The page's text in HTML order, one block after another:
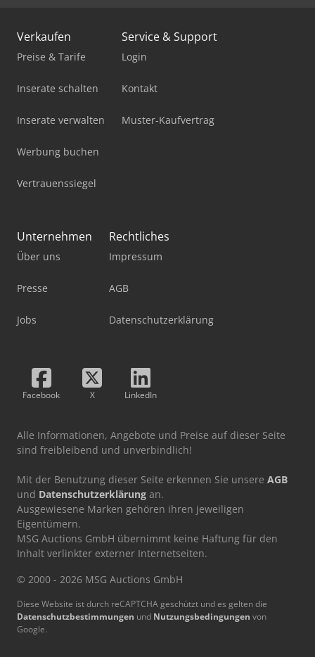
Verkaufen
Preise & Tarife
Inserate schalten
Inserate verwalten
Werbung buchen
Vertrauenssiegel
Service & Support
Login
Kontakt
Muster-Kaufvertrag
Unternehmen
Über uns
Presse
Jobs
Rechtliches
Impressum
AGB
Datenschutzerklärung
Facebook X LinkedIn
Alle Informationen, Angebote und Preise auf dieser Seite
sind freibleibend und unverbindlich!
Mit der Benutzung dieser Seite erkennen Sie unsere AGB
und Datenschutzerklärung an.
Ausgewiesene Marken gehören ihren jeweiligen
Eigentümern.
MSG Auctions GmbH übernimmt keine Haftung für den
Inhalt verlinkter externer Internetseiten.
© 2000 - 2026 MSG Auctions GmbH
Diese Website ist durch reCAPTCHA geschützt und es gelten die
Datenschutzbestimmungen und Nutzungsbedingungen von
Google.